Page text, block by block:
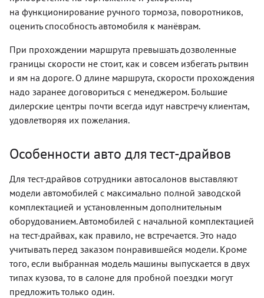
на функционирование ручного тормоза, поворотников,
оценить способность автомобиля к манёврам.
При прохождении маршрута превышать дозволенные
границы скорости не стоит, как и совсем избегать рытвин
и ям на дороге. О длине маршрута, скорости прохождения
надо заранее договориться с менеджером. Большие
дилерские центры почти всегда идут навстречу клиентам,
удовлетворяя их пожелания.
Особенности авто для тест-драйвов
Для тест-драйвов сотрудники автосалонов выставляют
модели автомобилей с максимально полной заводской
комплектацией и установленным дополнительным
оборудованием. Автомобилей с начальной комплектацией
на тест-драйвах, как правило, не встречается. Это надо
учитывать перед заказом понравившейся модели. Кроме
того, если выбранная модель машины выпускается в двух
типах кузова, то в салоне для пробной поездки могут
предложить только один.